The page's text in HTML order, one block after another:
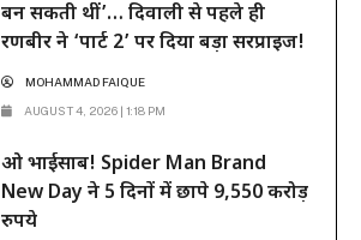
बन सकती थीं’… दिवाली से पहले ही
रणबीर ने ‘पार्ट 2’ पर दिया बड़ा सरप्राइज!
MOHAMMAD FAIQUE
AUGUST 4, 2026 | 1:18 PM
ओ भाईसाब! Spider Man Brand
New Day ने 5 दिनों में छापे 9,550 करोड़
रुपये